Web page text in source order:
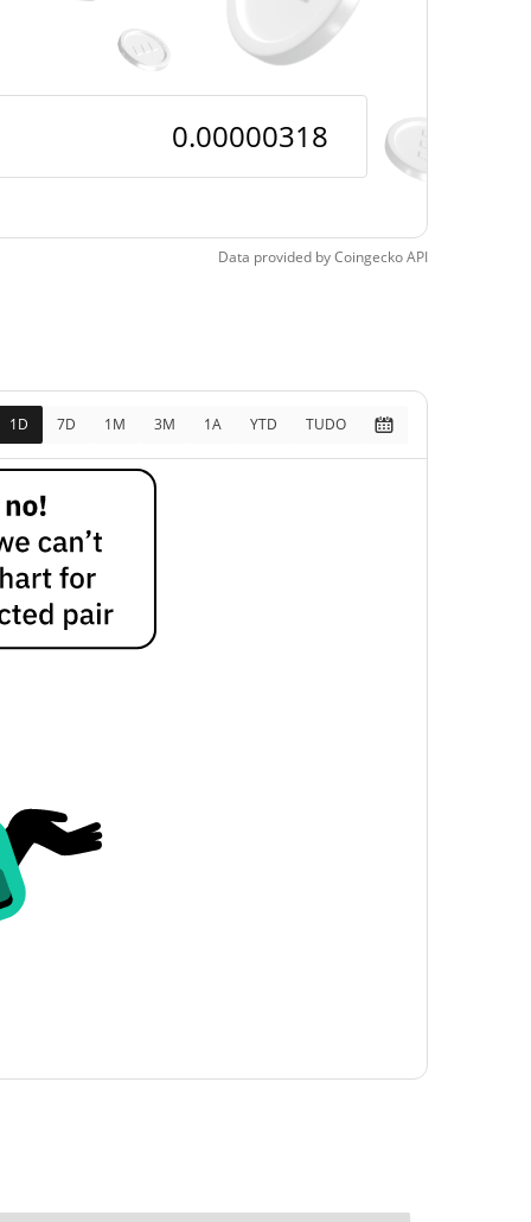
2026 (5 meses atrás)
$0.00000116
174.88%
Data provided byCoingeckoAPI
1D 7D 1M 3M 1A YTD TUDO